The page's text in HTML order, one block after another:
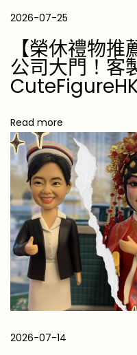
選
1
件
本
地
至
愛
輕
奢
好
物
2
2026-07-25
【榮休禮物
公司大門！客
Read more
2026-07-14